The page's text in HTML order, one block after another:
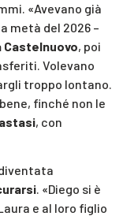
«Avevano già
metà del 2026 –
Castelnuovo, poi
Volevano
troppo lontano.
finché non le
, con
. «Diego si è
e al loro figlio